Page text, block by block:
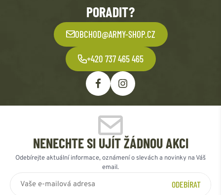
PORADIT?
OBCHOD@ARMY-SHOP.CZ
+420 737 465 465
NENECHTE SI UJÍT ŽÁDNOU AKCI
Odebírejte aktuální informace, oznámení o slevách a novinky na Váš
email.
ODEBÍRAT